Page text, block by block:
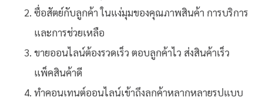
ซื่อสัตย์กับลูกค้า ในแง่มุมของคุณภาพสินค้า การบริการ
และการช่วยเหลือ
ขายออนไลน์ต้องรวดเร็ว ตอบลูกค้าไว ส่งสินค้าเร็ว
แพ็คสินค้าดี
ทำคอนเทนต์ออนไลน์เข้าถึงลูกค้าหลากหลายรูปแบบ